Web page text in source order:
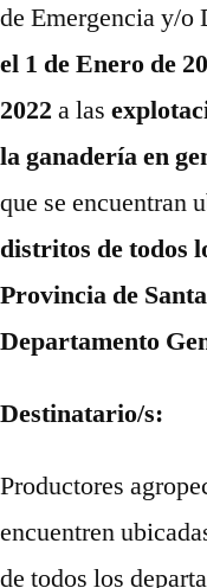
de Emergencia y/o
el 1 de Enero de
2022 a las
la ganadería en
que se encuentran
distritos de todos
Provincia de
Departamento
Destinatario/s:
Productores
encuentren
de todos los